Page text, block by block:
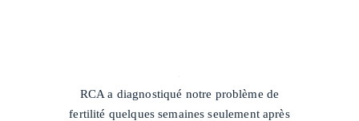
RCA a diagnostiqué notre problème de
fertilité quelques semaines seulement après